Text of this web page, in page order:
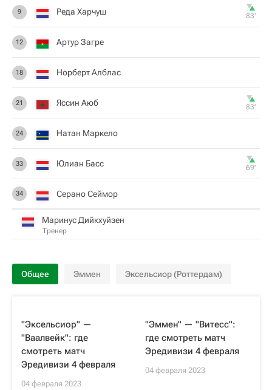
9 Реда Харчуш 83‎’‎
12 Артур Загре
18 Норберт Алблас
21 Яссин Аюб 83‎’‎
24 Натан Маркело
33 Юлиан Басс 69‎’‎
34 Серано Сеймор
Маринус Дийкхуйзен
Тренер
Общее Эммен Эксельсиор (Роттердам)
"Эксельсиор" —
"Ваалвейк": где
смотреть матч
Эредивизи 4 февраля
04 февраля 2023
"Эммен" — "Витесс":
где смотреть матч
Эредивизи 4 февраля
04 февраля 2023